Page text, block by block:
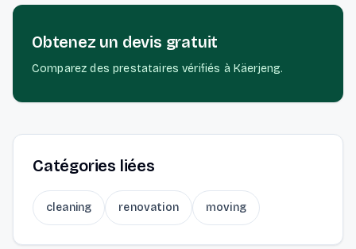
Obtenez un devis gratuit
Comparez des prestataires vérifiés à Käerjeng.
Catégories liées
cleaning renovation moving